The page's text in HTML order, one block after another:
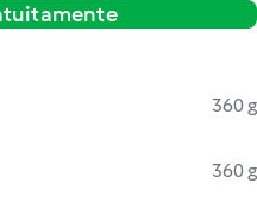
360 g
360 g